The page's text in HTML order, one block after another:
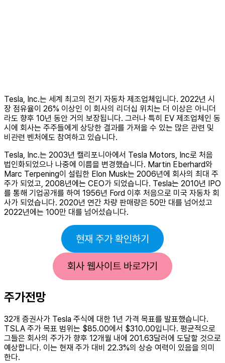
Tesla, Inc.는 세계 최고의 전기 자동차 제조업체입니다. 2022년 시
장 점유율이 26% 이상인 이 회사의 리더십 위치는 더 이상은 아니더
라도 향후 10년 동안 거의 보장됩니다. 그러나 특히 EV 제조업체인 동
시에 회사는 주주들에게 상당한 결과를 가져올 수 있는 많은 관련 및
비관련 벤처에도 참여하고 있습니다.
Tesla, Inc.는 2003년 캘리포니아에서 Tesla Motors, Inc로 처음
법인화되었으나 나중에 이름을 변경했습니다. Martin Eberhard와
Marc Terpening이 설립한 Elon Musk는 2006년에 회사의 최대 주
주가 되었고, 2008년에는 CEO가 되었습니다. Tesla는 2010년 IPO
를 통해 기업공개를 하여 1956년 Ford 이후 처음으로 미국 자동차 회
사가 되었습니다. 2020년 연간 차량 판매량은 50만 대를 넘어섰고
2022년에는 100만 대를 넘어섰습니다.
현재 주가 확인하기
회사 웹사이트 바로가기
주가전망
32개 증권사가 Tesla 주식에 대한 1년 가격 목표를 발표했습니다.
TSLA 주가 목표 범위는 $85.00에서 $310.00입니다. 평균적으로
그들은 회사의 주가가 향후 12개월 내에 201.63달러에 도달할 것으로
예상합니다. 이는 현재 주가 대비 22.3%의 상승 여력이 있음을 의미
한다.